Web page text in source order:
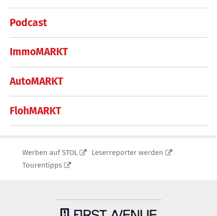
Podcast
ImmoMARKT
AutoMARKT
FlohMARKT
Werben auf STOL
Leserreporter werden
Tourentipps